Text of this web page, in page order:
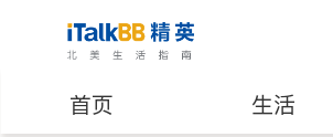
首页 生活